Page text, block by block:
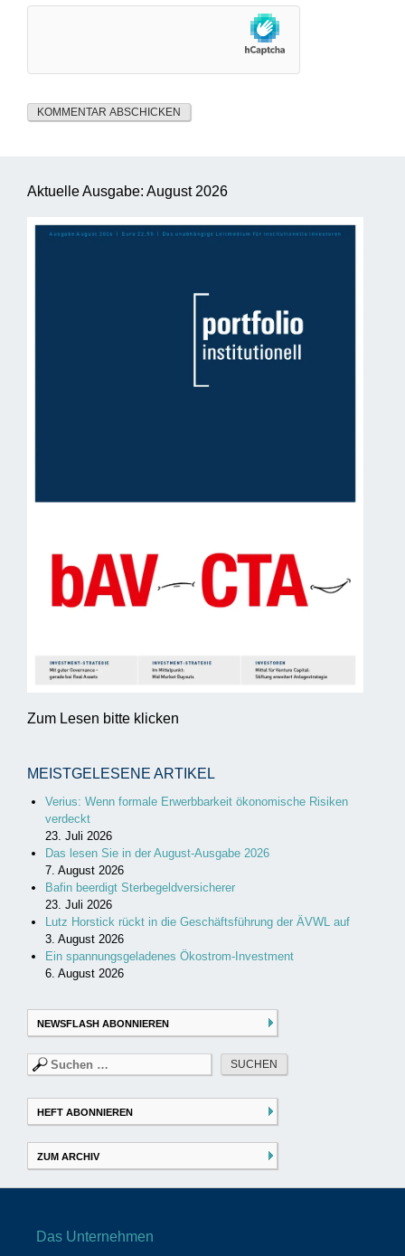
Aktuelle Ausgabe: August 2026
Zum Lesen bitte klicken
MEISTGELESENE ARTIKEL
Verius: Wenn formale Erwerbbarkeit ökonomische Risiken
verdeckt
23. Juli 2026
Das lesen Sie in der August-Ausgabe 2026
7. August 2026
Bafin beerdigt Sterbegeldversicherer
23. Juli 2026
Lutz Horstick rückt in die Geschäftsführung der ÄVWL auf
3. August 2026
Ein spannungsgeladenes Ökostrom-Investment
6. August 2026
NEWSFLASH ABONNIEREN
Suchen
nach:
HEFT ABONNIEREN
ZUM ARCHIV
Das Unternehmen